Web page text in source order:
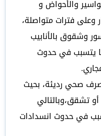
والأحواض و
وعلى فترات متواصلة،
وشقوق بالأنابيب
يتسبب في حدوث
صحي رديئة، بحيث
تشقق،وبالتالي
في حدوث انسدادات